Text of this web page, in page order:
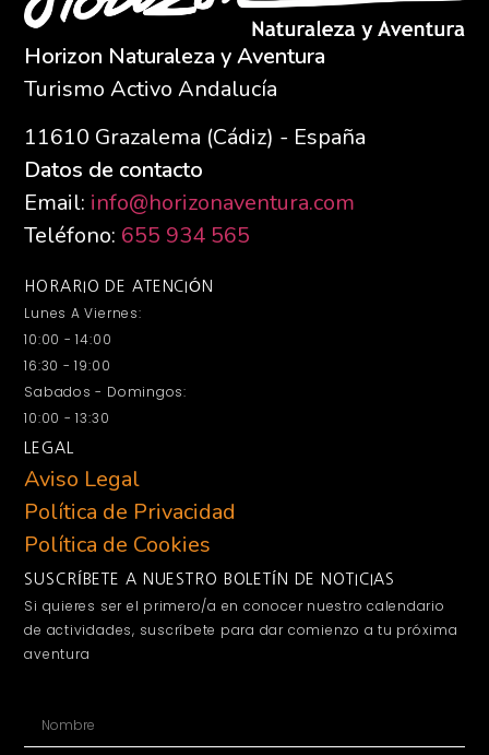
Horizon Naturaleza y Aventura
Turismo Activo Andalucía
11610 Grazalema (Cádiz) - España
Datos de contacto
Email: info@horizonaventura.com
Teléfono: 655 934 565
HORARIO DE ATENCIÓN
Lunes A Viernes:
10:00 - 14:00
16:30 - 19:00
Sabados - Domingos:
10:00 - 13:30
LEGAL
Aviso Legal
Política de Privacidad
Política de Cookies
SUSCRÍBETE A NUESTRO BOLETÍN DE NOTICIAS
Si quieres ser el primero/a en conocer nuestro calendario
de actividades, suscríbete para dar comienzo a tu próxima
aventura